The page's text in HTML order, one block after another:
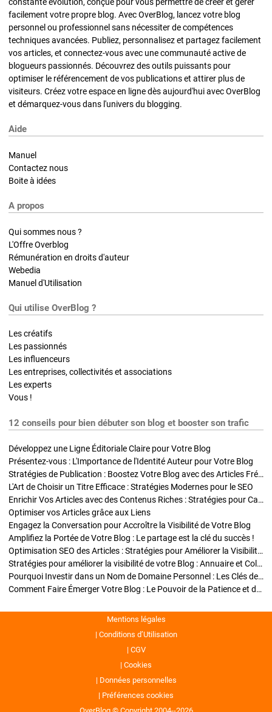
facilement votre propre blog. Avec OverBlog, lancez votre blog
personnel ou professionnel sans nécessiter de compétences
techniques avancées. Publiez, personnalisez et partagez facilement
vos articles, et connectez-vous avec une communauté active de
blogueurs passionnés. Découvrez des outils puissants pour
optimiser le référencement de vos publications et attirer plus de
visiteurs. Créez votre espace en ligne dès aujourd'hui avec OverBlog
et démarquez-vous dans l'univers du blogging.
Aide
Manuel
Contactez nous
Boite à idées
A propos
Qui sommes nous ?
L'Offre Overblog
Rémunération en droits d'auteur
Webedia
Manuel d'Utilisation
Qui utilise OverBlog ?
Les créatifs
Les passionnés
Les influenceurs
Les entreprises, collectivités et associations
Les experts
Vous !
12 conseils pour bien débuter son blog et booster son trafic
Développez une Ligne Éditoriale Claire pour Votre Blog
Présentez-vous : L'Importance de l'Identité Auteur pour Votre Blog
Stratégies de Publication : Boostez Votre Blog avec des Articles Fréquents et Exclusifs
L'Art de Choisir un Titre Efficace : Stratégies Modernes pour le SEO
Enrichir Vos Articles avec des Contenus Riches : Stratégies pour Captiver et Optimiser
Optimiser vos Articles grâce aux Liens
Engagez la Conversation pour Accroître la Visibilité de Votre Blog
Amplifiez la Portée de Votre Blog : Le partage est la clé du succès !
Optimisation SEO des Articles : Stratégies pour Améliorer la Visibilité de Votre Blog
Stratégies pour améliorer la visibilité de votre Blog : Annuaire et Collaborations
Pourquoi Investir dans un Nom de Domaine Personnel : Les Clés de la Réussite de Votre Blog
Comment Faire Émerger Votre Blog : Le Pouvoir de la Patience et de la Persévérance
Mentions légales
Conditions d’Utilisation
CGV
Cookies
Données personnelles
Préférences cookies